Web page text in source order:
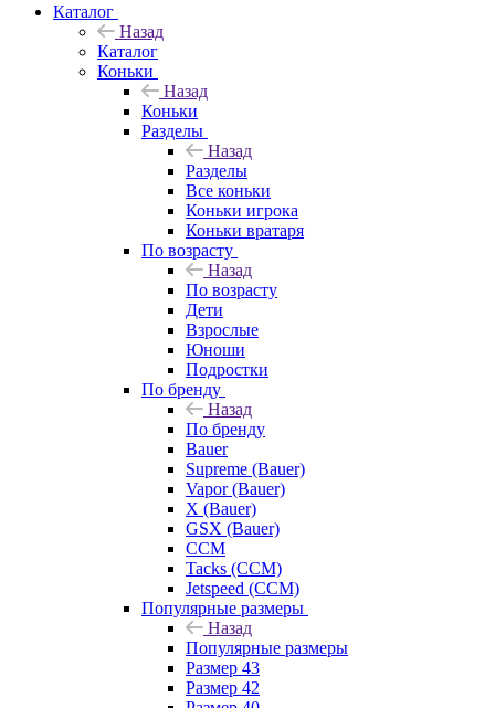
Каталог
Назад
Каталог
Коньки
Назад
Коньки
Разделы
Назад
Разделы
Все коньки
Коньки игрока
Коньки вратаря
По возрасту
Назад
По возрасту
Дети
Взрослые
Юноши
Подростки
По бренду
Назад
По бренду
Bauer
Supreme (Bauer)
Vapor (Bauer)
X (Bauer)
GSX (Bauer)
CCM
Tacks (CCM)
Jetspeed (CCM)
Популярные размеры
Назад
Популярные размеры
Размер 43
Размер 42